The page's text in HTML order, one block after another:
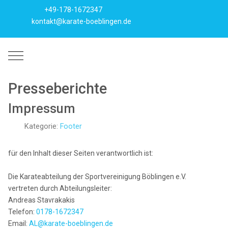
+49-178-1672347
kontakt@karate-boeblingen.de
Mobile Menu Toggle
Presseberichte
Impressum
Kategorie:Footer
für den Inhalt dieser Seiten verantwortlich ist:
Die Karateabteilung der Sportvereinigung Böblingen e.V.
vertreten durch Abteilungsleiter:
Andreas Stavrakakis
Telefon:0178-1672347
Email:AL@karate-boeblingen.de